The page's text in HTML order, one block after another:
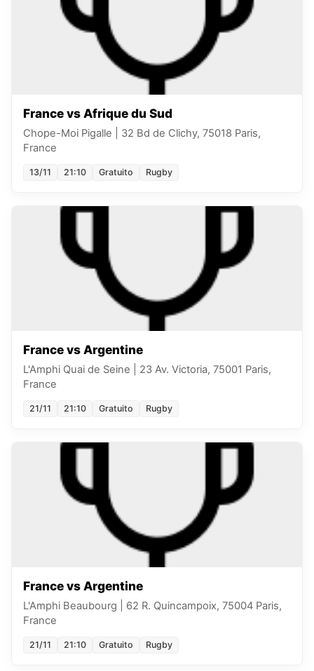
France vs Afrique du Sud
Chope-Moi Pigalle
32 Bd de Clichy, 75018 Paris,
France
13/11 21:10 Gratuito Rugby
France vs Argentine
L'Amphi Quai de Seine
23 Av. Victoria, 75001 Paris,
France
21/11 21:10 Gratuito Rugby
France vs Argentine
L'Amphi Beaubourg
62 R. Quincampoix, 75004 Paris,
France
21/11 21:10 Gratuito Rugby